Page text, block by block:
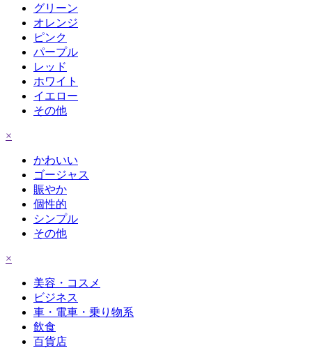
グリーン
オレンジ
ピンク
パープル
レッド
ホワイト
イエロー
その他
×
かわいい
ゴージャス
賑やか
個性的
シンプル
その他
×
美容・コスメ
ビジネス
車・電車・乗り物系
飲食
百貨店